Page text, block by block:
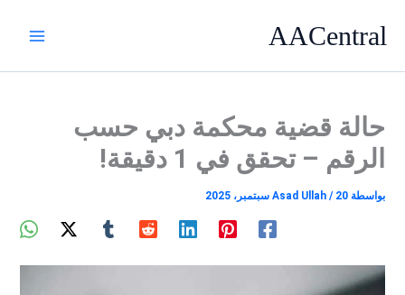
AACentral
حالة قضية محكمة دبي حسب
الرقم – تحقق في 1 دقيقة!
بواسطة Asad Ullah / 20 سبتمبر، 2025